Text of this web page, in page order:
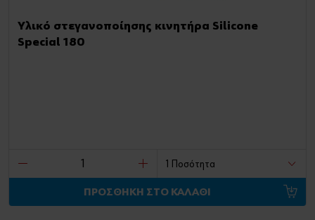
Υλικό στεγανοποίησης κινητήρα Silicone
Special 180
ΠΡΟΣΘΗΚΗ ΣΤΟ ΚΑΛΑΘΙ